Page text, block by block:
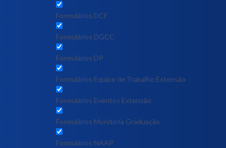
Formulários DCF
Formulários DGCC
Formulários DP
Formulários Equipe de Trabalho Extensão
Formulários Eventos Extensão
Formulários Monitoria Graduação
Formulários NAAP